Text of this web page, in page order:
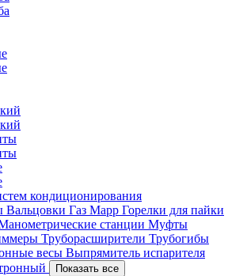
кондиционирования
Вальцовки Газ Mapp Горелки для пайки
станции Муфты
Труборасширители Трубогибы
весы Выпрямитель испарителя
Показать все